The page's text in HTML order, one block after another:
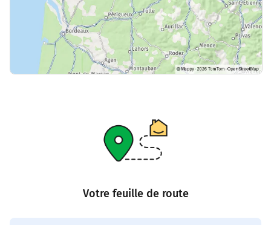
Votre feuille de route